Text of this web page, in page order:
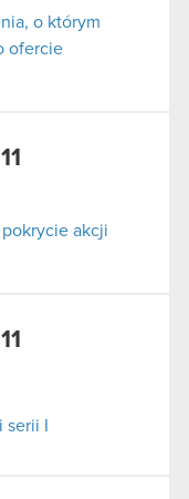
o którym
ofercie
akcji
I